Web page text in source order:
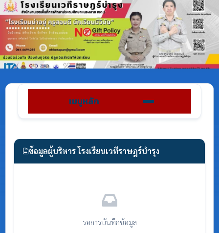
เมนูหลัก
ข้อมูลผู้บริหาร โรงเรียนเวทีราษฎร์บำรุง
รอการบันทึกข้อมูล